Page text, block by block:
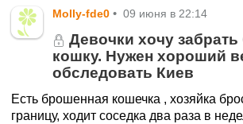
Molly-fde0 • 09 июня в 22:14
Девочки хочу
кошку. Нужен хороший
обследовать Киев
Есть брошенная кошечка , хозяйка
границу, ходит соседка два раза в